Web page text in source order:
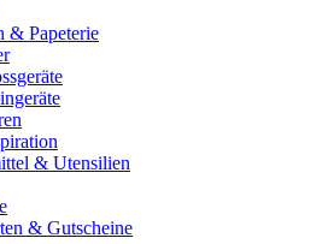
& Papeterie
& Utensilien
& Gutscheine